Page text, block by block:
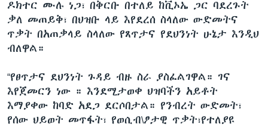
ዶክተር ሙሉ ነጋ፣ በቅርቡ በተለይ ከቪኦኤ ጋር ባደረጉት
ቃለ መጠይቅ፣ በህዝቡ ላይ እየደረሰ ስላለው ውድመትና
ጥቃት በአጠቃላይ ስላለው የጸጥታና የደህንነት ሁኔታ እንዲህ
ብለዋል።
“የፀጥታና ደህንነት ጉዳይ ብዙ ስራ ያስፈልገዋል። ገና
እየጀመርን ነው ። እንደሚታወቀ ህዝባችን አይቶት
እማያቀው ከባድ አደጋ ደርሶበታል። የንብረት ውድመት፣
የሰው ህይወት መጥፋት፣ የወሲብ\ፆታዊ ጥቃት፣የተለያዩ